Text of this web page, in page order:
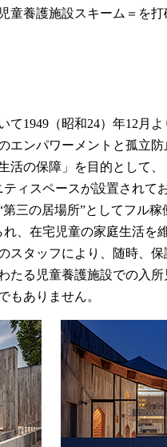
童養護施設スキーム＝を
て1949（昭和24）年12月
エンパワーメントと孤立
の保障」を目的として、
ィスペースが設置されて
三の居場所”としてフル稼
、在宅児童の家庭生活を
タッフにより、随時、
たる児童養護施設での入
もありません。